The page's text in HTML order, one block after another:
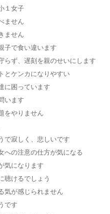
１女子
ません
ません
子で食い違います
ず、遅刻を親のせいにします
ケンカになりやすい
に困っています
います
をやりません
寂しく、悲しいです
の注意の仕方が気になる
気になります
聴けるでしょう
が感じられません
です